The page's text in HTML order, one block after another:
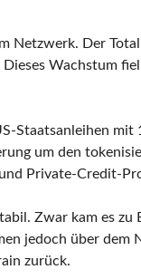
Netzwerk. Der
Wachstum
Staatsanleihen
um den
Private-Credit-
Zwar kam es zu
jedoch über dem
zurück.